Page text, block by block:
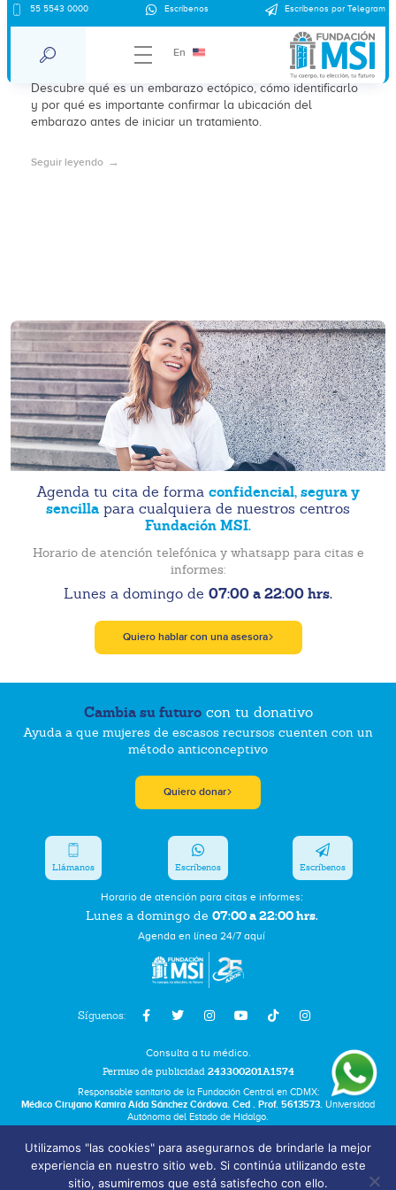
55 5543 0000 Escríbenos Escríbenos por Telegram
En
¿Qué es un embarazo ectópico y cómo
identificarlo?
Descubre qué es un embarazo ectópico, cómo identificarlo
y por qué es importante confirmar la ubicación del
embarazo antes de iniciar un tratamiento.
Seguir leyendo
Agenda tu cita de forma confidencial, segura y
sencilla para cualquiera de nuestros centros
Fundación MSI.
Horario de atención telefónica y whatsapp para citas e
informes:
Lunes a domingo de 07:00 a 22:00 hrs.
Quiero hablar con una asesora
Cambia su futurocon tu donativo
Ayuda a que mujeres de escasos recursos cuenten con un
método anticonceptivo
Quiero donar
Síguenos:
Horario de atención para citas e informes:
Lunes a domingo de 07:00 a 22:00 hrs.
Agenda en línea 24/7 aquí
Llámanos Escríbenos Escríbenos
Consulta a tu médico.
Permiso de publicidad 243300201A1574
Responsable sanitario de la Fundación Central en CDMX:
Médico Cirujano Kamira Aída Sánchez Córdova. Ced . Prof. 5613573. Universidad
Autónoma del Estado de Hidalgo.
Términos y Condiciones
Bolsa de Trabajo
Utilizamos "las cookies" para asegurarnos de brindarle la mejor
experiencia en nuestro sitio web. Si continúa utilizando este
sitio, asumiremos que está satisfecho con ello.